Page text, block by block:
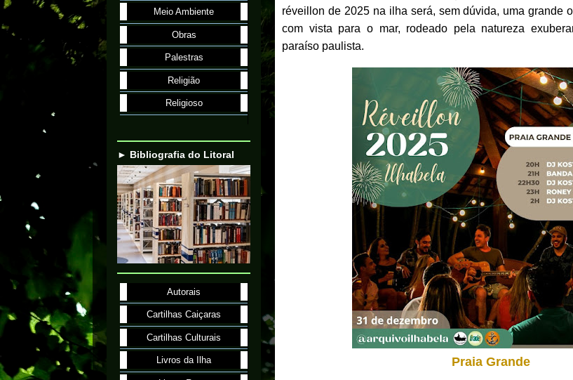
réveillon de 2025 na ilha será, sem dúvida, uma grande
com vista para o mar, rodeado pela natureza
paraíso paulista.
Praia Grande
Meio Ambiente
Obras
Palestras
Religião
Religioso
► Bibliografia do Litoral
Autorais
Cartilhas Caiçaras
Cartilhas Culturais
Livros da Ilha